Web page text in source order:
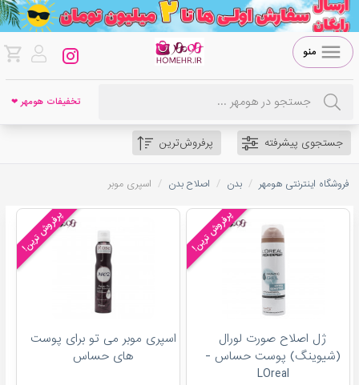
منو
تخفیفات هومهر ❤
جستجوی پیشرفته پرفروش‌ترین
فروشگاه اینترنتی هومهر / بدن / اصلاح بدن / اسپری موبر
پرفروش ترین!
ژل اصلاح صورت لورال
(شیوینگ) پوست حساس -
LOreal
پرفروش ترین!
اسپری موبر می تو برای پوست
های حساس